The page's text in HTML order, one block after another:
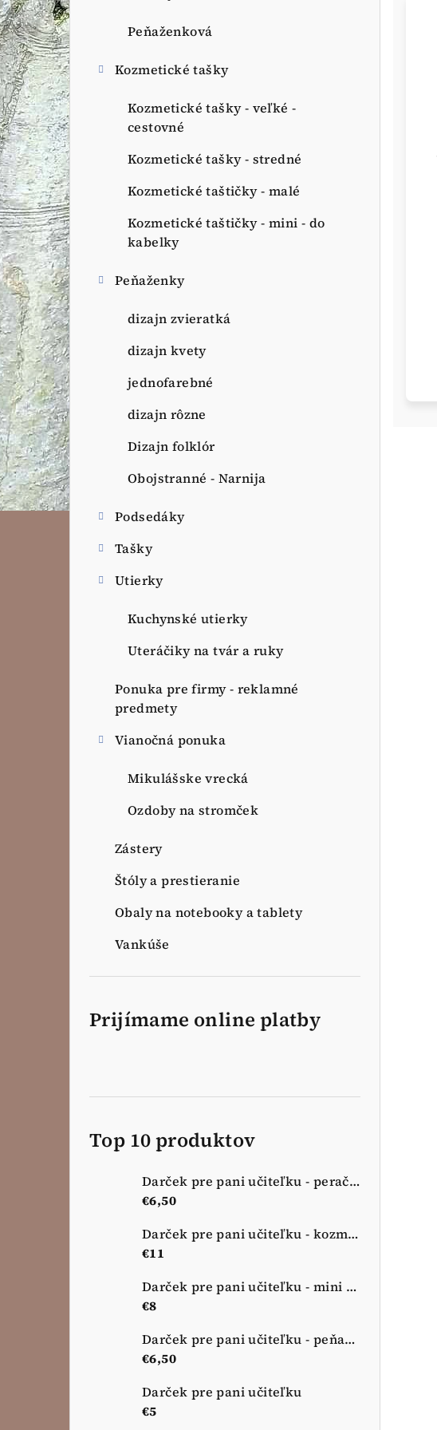
Peňaženková
Kozmetické tašky
Kozmetické tašky - veľké -
cestovné
Kozmetické tašky - stredné
Kozmetické taštičky - malé
Kozmetické taštičky - mini - do
kabelky
Peňaženky
dizajn zvieratká
dizajn kvety
jednofarebné
dizajn rôzne
Dizajn folklór
Obojstranné - Narnija
Podsedáky
Tašky
Utierky
Kuchynské utierky
Uteráčiky na tvár a ruky
Ponuka pre firmy - reklamné
predmety
Vianočná ponuka
Mikulášske vrecká
Ozdoby na stromček
Zástery
Štóly a prestieranie
Obaly na notebooky a tablety
Vankúše
Prijímame online platby
Top 10 produktov
Darček pre pani učiteľku - peračník - ružová lúka
€6,50
Darček pre pani učiteľku - kozmetická taštička - nová lúka
€11
Darček pre pani učiteľku - mini kozmetická taštička - nová lúka
€8
Darček pre pani učiteľku - peňaženka - nová lúka
€6,50
Darček pre pani učiteľku
€5